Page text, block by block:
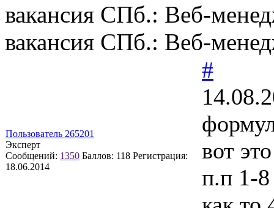
вакансия СПб.: Веб-
вакансия СПб.: Веб-
Пользователь 265201
Эксперт
Сообщений: 1350 Баллов: 118 Регистрация:
18.06.2014
#
вот это
п.п 1-